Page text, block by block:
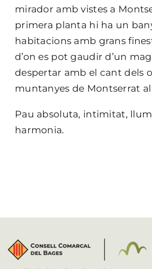
mirador amb vistes a
primera planta hi ha un
habitacions amb grans
d’on es pot gaudir d’un
despertar amb el cant dels
muntanyes de Montserrat al
Pau absoluta, intimitat,
harmonia.